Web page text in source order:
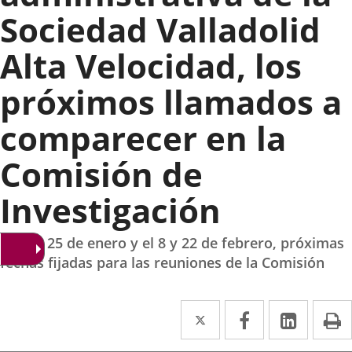
Sociedad Valladolid
Alta Velocidad, los
próximos llamados a
comparecer en la
Comisión de
Investigación
El 11 y 25 de enero y el 8 y 22 de febrero, próximas
fechas fijadas para las reuniones de la Comisión
Twitter
Enlace
a
Facebook
Enlace
a
Enlace
a